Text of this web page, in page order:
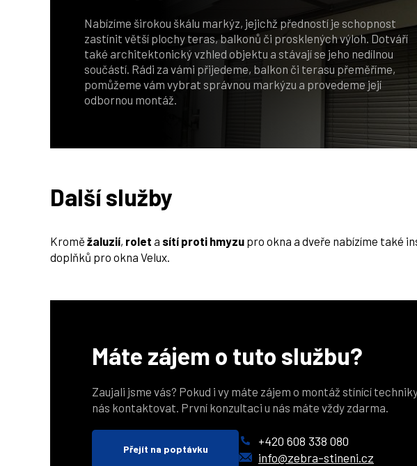
Nabízíme širokou škálu markýz, jejichž předností je schopnost
zastínit větší plochy teras, balkonů či prosklených výloh. Dotváří
také architektonický vzhled objektu a stávají se jeho nedílnou
součástí. Rádi za vámi přijedeme, balkon či terasu přeměříme,
pomůžeme vám vybrat správnou markýzu a provedeme její
odbornou montáž.
Další služby
Kromě žaluzií, rolet a sítí proti hmyzu pro okna a dveře nabízíme také
doplňků pro okna Velux.
Máte zájem o tuto službu?
Zaujali jsme vás? Pokud i vy máte zájem o montáž stínící
nás kontaktovat. První konzultaci u nás máte vždy zdarma.
Přejít na poptávku
+420 608 338 080
info@zebra-stineni.cz